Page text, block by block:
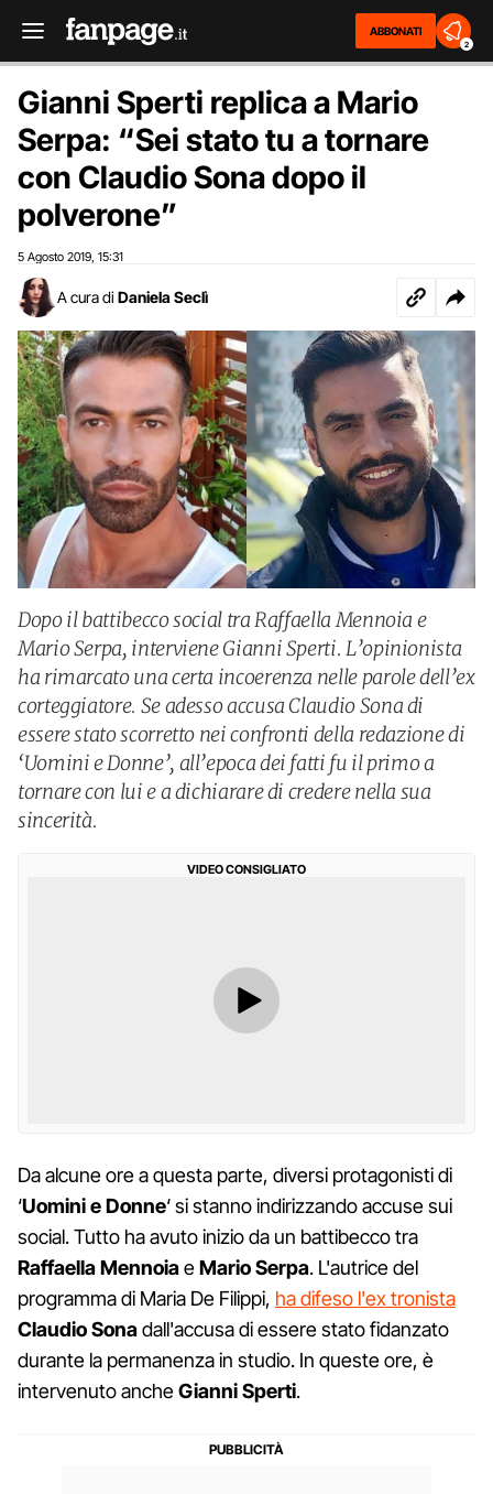
ABBONATI
2
Gianni Sperti replica a Mario
Serpa: “Sei stato tu a tornare
con Claudio Sona dopo il
polverone”
5 Agosto 2019 15:31
A cura di Daniela Seclì
Dopo il battibecco social tra Raffaella Mennoia e
Mario Serpa, interviene Gianni Sperti. L’opinionista
ha rimarcato una certa incoerenza nelle parole dell’ex
corteggiatore. Se adesso accusa Claudio Sona di
essere stato scorretto nei confronti della redazione di
‘Uomini e Donne’, all’epoca dei fatti fu il primo a
tornare con lui e a dichiarare di credere nella sua
sincerità.
VIDEO CONSIGLIATO
Da alcune ore a questa parte, diversi protagonisti di
‘Uomini e Donne‘ si stanno indirizzando accuse sui
social. Tutto ha avuto inizio da un battibecco tra
Raffaella MennoiaeMario Serpa. L'autrice del
programma di Maria De Filippi, ha difeso l'ex tronista
Claudio Sonadall'accusa di essere stato fidanzato
durante la permanenza in studio. In queste ore, è
intervenuto ancheGianni Sperti.